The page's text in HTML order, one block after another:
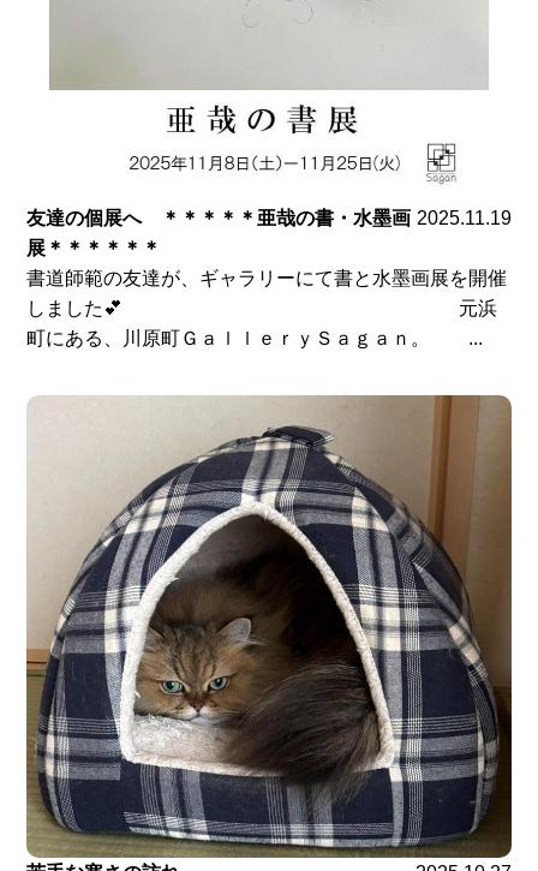
友達の個展へ ＊＊＊＊＊亜哉の書・水墨画
展＊＊＊＊＊＊
2025.11.19
書道師範の友達が、ギャラリーにて書と水墨画展を開催
しました💕 元浜
町にある、川原町ＧａｌｌｅｒｙＳａｇａｎ。 ...